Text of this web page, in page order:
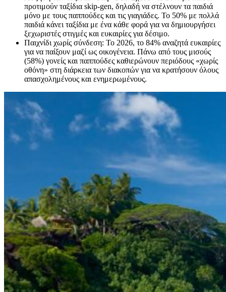
προτιμούν ταξίδια skip-gen, δηλαδή να στέλνουν τα παιδιά
μόνο με τους παππούδες και τις γιαγιάδες. Το 50% με πολλά
παιδιά κάνει ταξίδια με ένα κάθε φορά για να δημιουργήσει
ξεχωριστές στιγμές και ευκαιρίες για δέσιμο.
Παιχνίδι χωρίς σύνδεση: Το 2026, το 84% αναζητά ευκαιρίες
για να παίξουν μαζί ως οικογένεια. Πάνω από τους μισούς
(58%) γονείς και παππούδες καθιερώνουν περιόδους «χωρίς
οθόνη» στη διάρκεια των διακοπών για να κρατήσουν όλους
απασχολημένους και ενημερωμένους.